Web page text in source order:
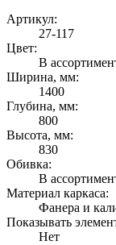
Артикул:
27-117
Цвет:
В
Ширина, мм:
1400
Глубина, мм:
800
Высота, мм:
830
Обивка:
В
Материал каркаса:
Фанера и
Показывать
Нет